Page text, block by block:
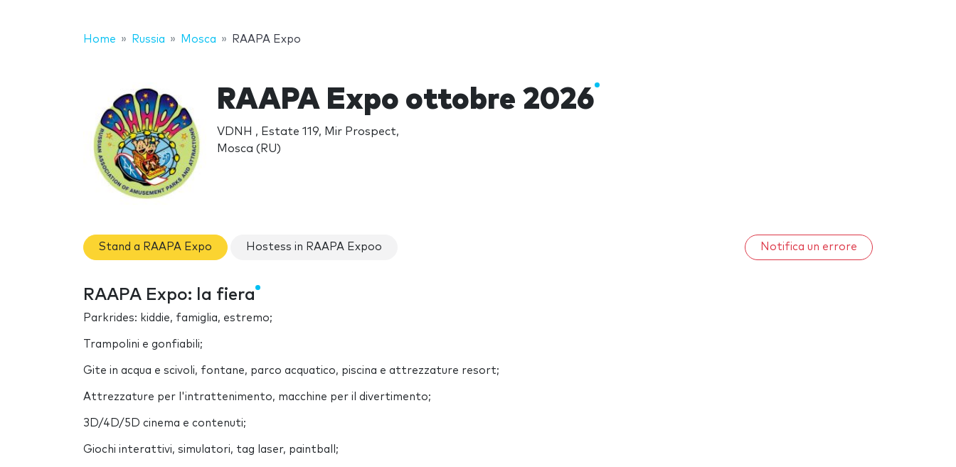
Home Russia Mosca RAAPA Expo
RAAPA Expo ottobre 2026
VDNH , Estate 119, Mir Prospect,
Mosca (RU)
Stand a RAAPA Expo Hostess in RAAPA Expoo Notifica un errore
RAAPA Expo: la fiera
Parkrides: kiddie, famiglia, estremo;
Trampolini e gonfiabili;
Gite in acqua e scivoli, fontane, parco acquatico, piscina e attrezzature resort;
Attrezzature per l'intrattenimento, macchine per il divertimento;
3D/4D/5D cinema e contenuti;
Giochi interattivi, simulatori, tag laser, paintball;